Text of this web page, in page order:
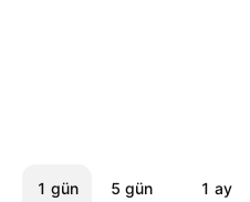
1 gün
5 gün
1 ay